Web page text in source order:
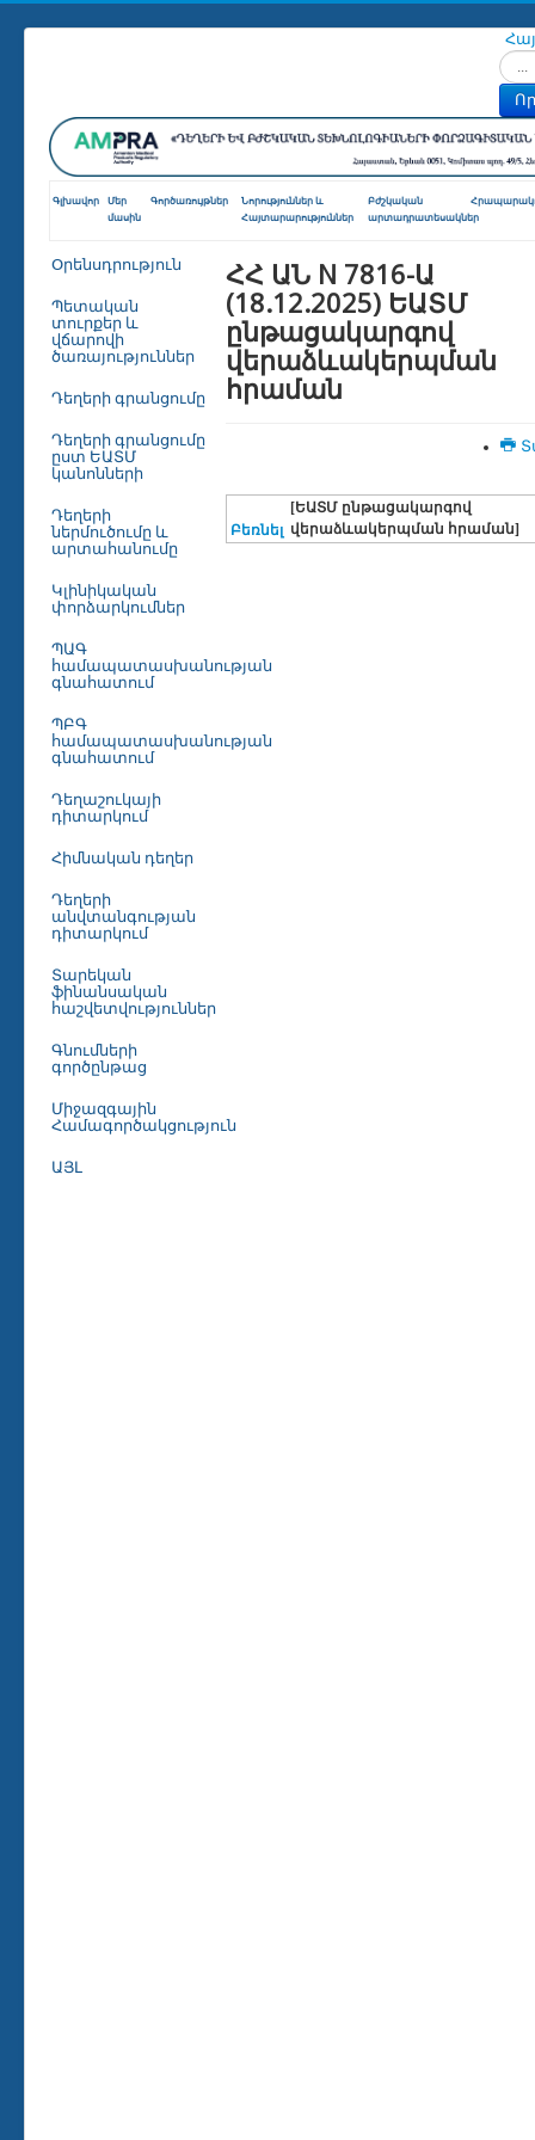
Գլխավոր
Մեր
մասին
Գործառույթներ
Նորություններ և
Հայտարարություններ
Բժշկական
արտադրատեսակներ
Օրենսդրություն
Պետական
տուրքեր և
վճարովի
ծառայություններ
Դեղերի գրանցումը
Դեղերի գրանցումը
ըստ ԵԱՏՄ
կանոնների
Դեղերի
ներմուծումը և
արտահանումը
Կլինիկական
փորձարկումներ
ՊԱԳ
համապատասխանության
գնահատում
ՊԲԳ
համապատասխանության
գնահատում
Դեղաշուկայի
դիտարկում
Հիմնական դեղեր
Դեղերի
անվտանգության
դիտարկում
Տարեկան
ֆինանսական
հաշվետվություններ
Գնումների
գործընթաց
Միջազգային
Համագործակցություն
ԱՅԼ
ՀՀ ԱՆ N 7816-Ա
(18.12.2025) ԵԱՏՄ
ընթացակարգով
վերաձևակերպման
հրաման
Բեռնել
[ԵԱՏՄ ընթացակարգով
վերաձևակերպման հրաման]